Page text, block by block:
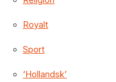
Royalt
Sport
‘Hollandsk’